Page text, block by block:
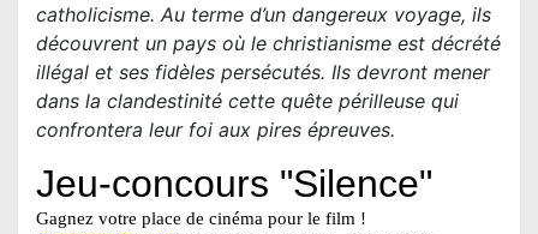
catholicisme. Au terme d’un dangereux voyage, ils
découvrent un pays où le christianisme est décrété
illégal et ses fidèles persécutés. Ils devront mener
dans la clandestinité cette quête périlleuse qui
confrontera leur foi aux pires épreuves.